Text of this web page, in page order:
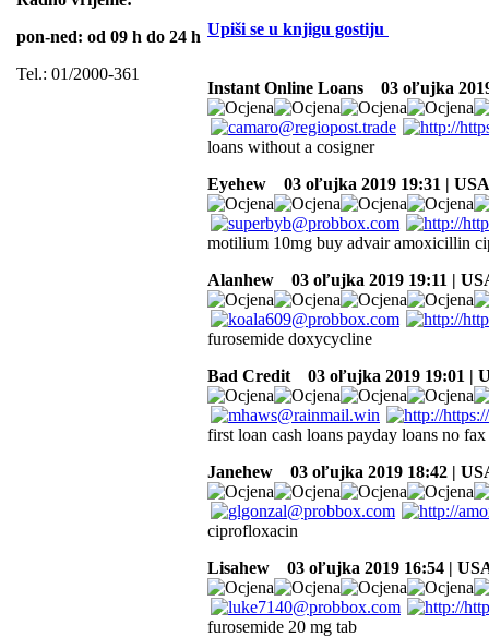
pon-ned: od 09 h do 24 h
Tel.: 01/2000-361
Upiši se u knjigu gostiju
Instant Online Loans 03 oľujka
loans without a cosigner
Eyehew
03 oľujka 2019 19:31 | USA
motilium 10mg buy advair amoxicillin
Alanhew
03 oľujka 2019 19:11 |
furosemide doxycycline
Bad Credit
03 oľujka 2019 19:01 |
first loan cash loans payday loans no fax
Janehew
03 oľujka 2019 18:42 |
ciprofloxacin
Lisahew
03 oľujka 2019 16:54 |
furosemide 20 mg tab